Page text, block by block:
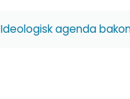
Ideologisk agenda